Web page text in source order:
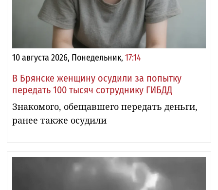
10 августа 2026, Понедельник, 17:14
В Брянске женщину осудили за попытку
передать 100 тысяч сотруднику ГИБДД
Знакомого, обещавшего передать деньги,
ранее также осудили